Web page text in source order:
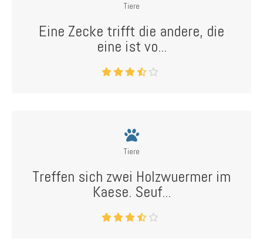
Tiere
Eine Zecke trifft die andere, die
eine ist vo...
Tiere
Treffen sich zwei Holzwuermer im
Kaese. Seuf...